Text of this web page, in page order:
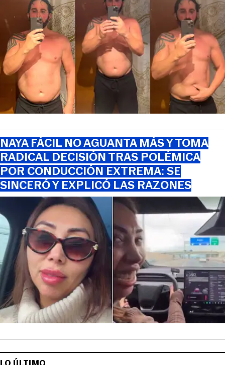
NAYA FÁCIL NO AGUANTA MÁS Y TOMA
RADICAL DECISIÓN TRAS POLÉMICA
POR CONDUCCIÓN EXTREMA: SE
SINCERÓ Y EXPLICÓ LAS RAZONES